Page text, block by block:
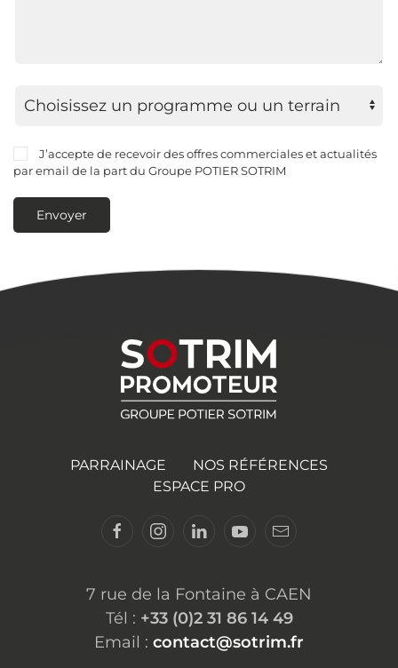
J’accepte de recevoir des offres commerciales et actualités
par email de la part du Groupe POTIER SOTRIM
Envoyer
PARRAINAGE
NOS RÉFÉRENCES
ESPACE PRO
7 rue de la Fontaine à CAEN
Tél : +33 (0)2 31 86 14 49
Email : contact@sotrim.fr